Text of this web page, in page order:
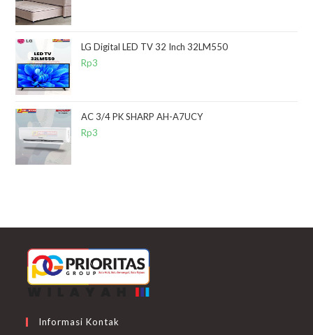
LG Digital LED TV 32 Inch 32LM550
Rp3
AC 3/4 PK SHARP AH-A7UCY
Rp3
Informasi Kontak